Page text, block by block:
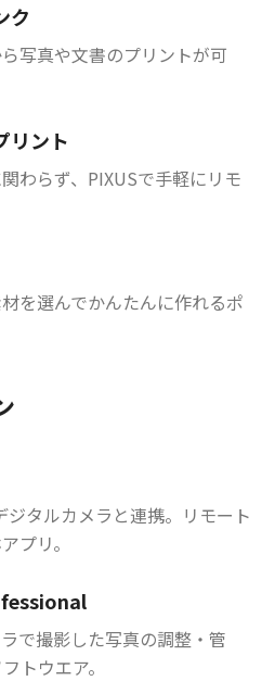
ク
写真や文書のプリントが可
リント
わらず、PIXUSで手軽にリモ
を選んでかんたんに作れるポ
タルカメラと連携。リモート
プリ。
で撮影した写真の調整・管
トウエア。